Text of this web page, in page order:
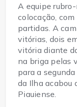
A equipe
colocação,
partidas. A
vitórias, dois
vitória diante
na briga pelas
para a
da Ilha acabou
Piauiense.